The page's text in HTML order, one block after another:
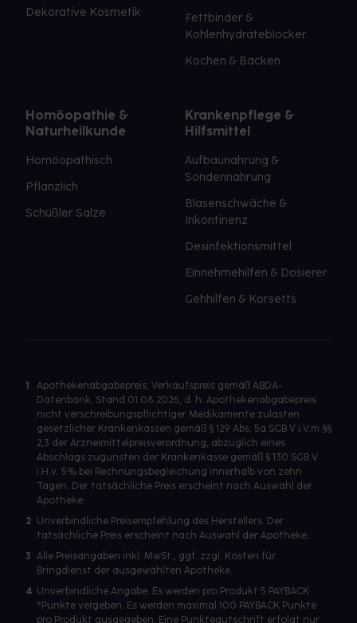
Dekorative Kosmetik
Fettbinder &
Kohlenhydrateblocker
Kochen & Backen
Homöopathie &
Naturheilkunde
Homöopathisch
Pflanzlich
Schüßler Salze
Krankenpflege &
Hilfsmittel
Aufbaunahrung &
Sondennahrung
Blasenschwäche &
Inkontinenz
Desinfektionsmittel
Einnehmehilfen & Dosierer
Gehhilfen & Korsetts
1
Apothekenabgabepreis: Verkaufspreis gemäß ABDA-
Datenbank, Stand 01.08.2026, d. h. Apothekenabgabepreis
nicht verschreibungspflichtiger Medikamente zulasten
gesetzlicher Krankenkassen gemäß § 129 Abs. 5a SGB V i.V.m §§
2,3 der Arzneimittelpreisverordnung, abzüglich eines
Abschlags zugunsten der Krankenkasse gemäß § 130 SGB V
i.H.v. 5% bei Rechnungsbegleichung innerhalb von zehn
Tagen. Der tatsächliche Preis erscheint nach Auswahl der
Apotheke.
2 Unverbindliche Preisempfehlung des Herstellers. Der
tatsächliche Preis erscheint nach Auswahl der Apotheke.
3 Alle Preisangaben inkl. MwSt., ggf. zzgl. Kosten für
Bringdienst der ausgewählten Apotheke.
4 Unverbindliche Angabe. Es werden pro Produkt 5 PAYBACK
°Punkte vergeben. Es werden maximal 100 PAYBACK Punkte
pro Produkt ausgegeben. Eine Punktegutschrift erfolgt nur